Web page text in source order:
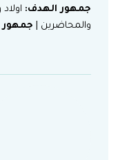
جمهور الهدف:
والمحاضرين | جمهور